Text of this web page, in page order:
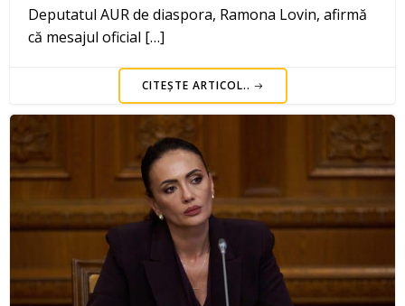
Deputatul AUR de diaspora, Ramona Lovin, afirmă
că mesajul oficial […]
CITEȘTE ARTICOL..